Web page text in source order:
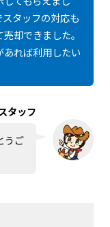
タッフの対応も
却できました。
あれば利用したい
タッフ
うご